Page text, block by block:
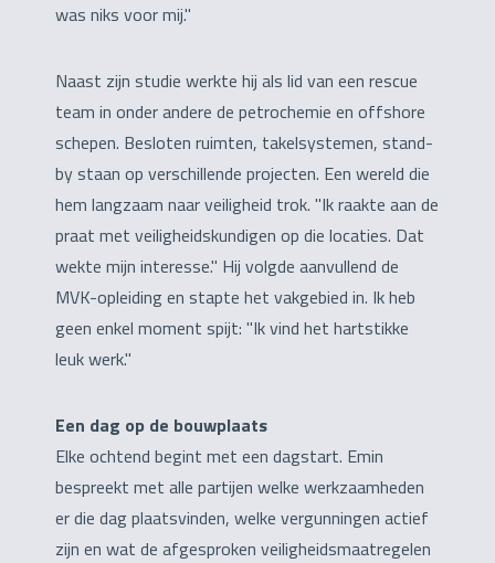
was niks voor mij."
Naast zijn studie werkte hij als lid van een rescue
team in onder andere de petrochemie en offshore
schepen. Besloten ruimten, takelsystemen, stand-
by staan op verschillende projecten. Een wereld die
hem langzaam naar veiligheid trok. "Ik raakte aan de
praat met veiligheidskundigen op die locaties. Dat
wekte mijn interesse." Hij volgde aanvullend de
MVK-opleiding en stapte het vakgebied in. Ik heb
geen enkel moment spijt: "Ik vind het hartstikke
leuk werk."
Een dag op de bouwplaats
Elke ochtend begint met een dagstart. Emin
bespreekt met alle partijen welke werkzaamheden
er die dag plaatsvinden, welke vergunningen actief
zijn en wat de afgesproken veiligheidsmaatregelen